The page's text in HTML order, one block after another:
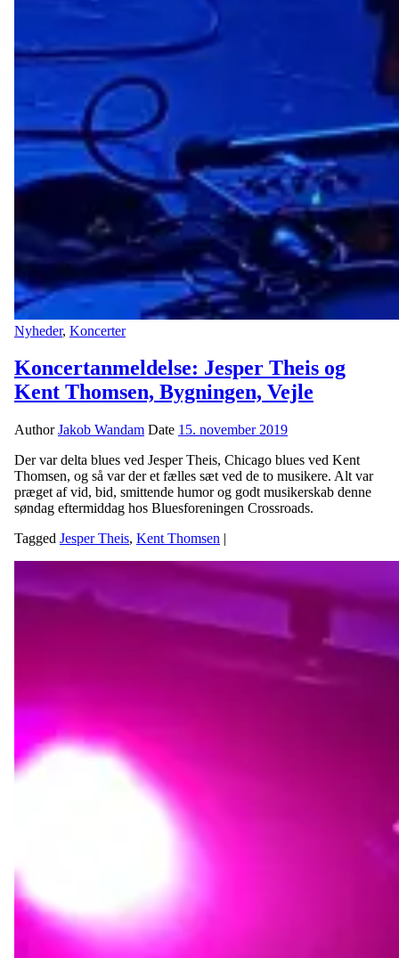
Nyheder, Koncerter
Koncertanmeldelse: Jesper Theis og
Kent Thomsen, Bygningen, Vejle
AuthorJakob Wandam Date 15. november 2019
Der var delta blues ved Jesper Theis, Chicago blues ved Kent
Thomsen, og så var der et fælles sæt ved de to musikere. Alt var
præget af vid, bid, smittende humor og godt musikerskab denne
søndag eftermiddag hos Bluesforeningen Crossroads.
Tagged Jesper Theis, Kent Thomsen |